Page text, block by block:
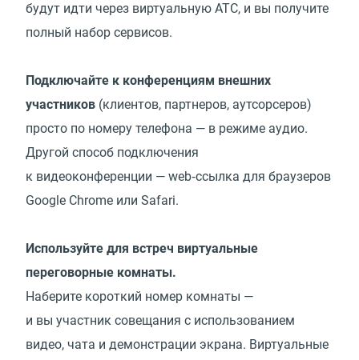
будут идти через виртуальную АТС, и вы получите
полный набор сервисов.
Подключайте к конференциям внешних
участников (клиентов, партнеров, аутсорсеров)
просто по номеру телефона — в режиме аудио.
Другой способ подключения
к видеоконференции — web‑ссылка для браузеров
Google Chrome или Safari.
Используйте для встреч виртуальные
переговорные комнаты.
Наберите короткий номер комнаты —
и вы участник совещания с использованием
видео, чата и демонстрации экрана. Виртуальные